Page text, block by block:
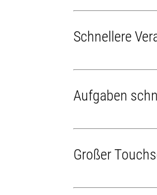
Schnellere
Aufgaben
Großer